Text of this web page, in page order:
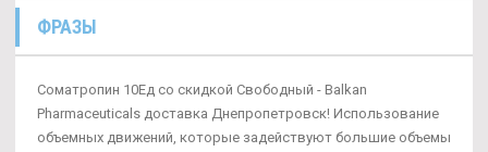
ФРАЗЫ
Cоматропин 10Ед со скидкой Свободный - Balkan
Pharmaceuticals доставка Днепропетровск! Использование
объемных движений, которые задействуют большие объемы